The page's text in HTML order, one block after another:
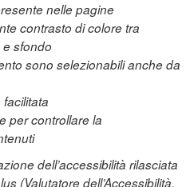
nelle pagine
contrasto di colore tra
sfondo
sono selezionabili anche da
per controllare la
dell’accessibilità rilasciata
(Valutatore dell’Accessibilità,